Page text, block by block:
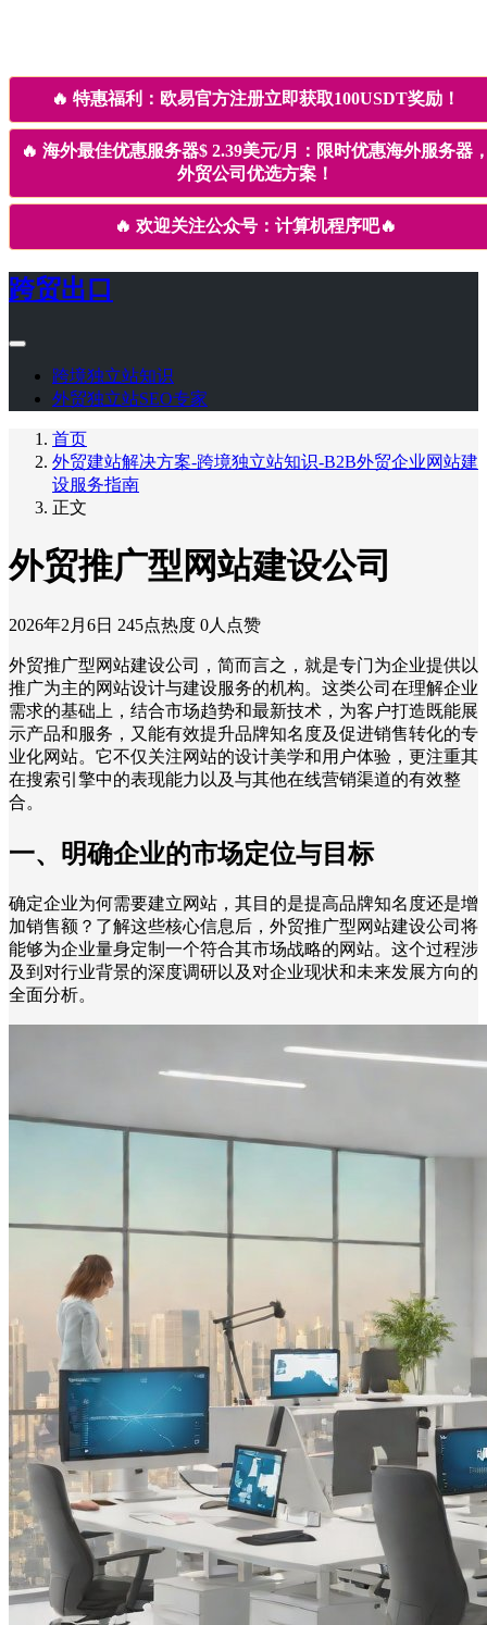
🔥 特惠福利：欧易官方注册立即获取100USDT奖励！
🔥 海外最佳优惠服务器$ 2.39美元/月：限时优惠海外服务器
外贸公司优选方案！
🔥 欢迎关注公众号：计算机程序吧🔥
跨贸出口
跨境独立站知识
外贸独立站SEO专家
首页
外贸建站解决方案-跨境独立站知识-B2B外贸企业网站建
设服务指南
正文
外贸推广型网站建设公司
2026年2月6日 245点热度 0人点赞
外贸推广型网站建设公司，简而言之，就是专门为企业提供以
推广为主的网站设计与建设服务的机构。这类公司在理解企业
需求的基础上，结合市场趋势和最新技术，为客户打造既能展
示产品和服务，又能有效提升品牌知名度及促进销售转化的专
业化网站。它不仅关注网站的设计美学和用户体验，更注重其
在搜索引擎中的表现能力以及与其他在线营销渠道的有效整
合。
一、明确企业的市场定位与目标
确定企业为何需要建立网站，其目的是提高品牌知名度还是增
加销售额？了解这些核心信息后，外贸推广型网站建设公司将
能够为企业量身定制一个符合其市场战略的网站。这个过程涉
及到对行业背景的深度调研以及对企业现状和未来发展方向的
全面分析。